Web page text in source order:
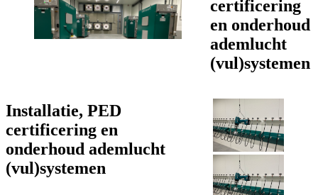
certificering
en onderhoud
ademlucht
(vul)systemen
Installatie, PED
certificering en
onderhoud ademlucht
(vul)systemen